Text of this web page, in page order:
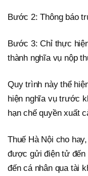
Bước 2: Thông báo
Bước 3: Chỉ thực
thành nghĩa vụ nộp
Quy trình này thể
hiện nghĩa vụ trước
hạn chế quyền xuất
Thuế Hà Nội cho
được gửi điện tử đến
đến cá nhân qua tài